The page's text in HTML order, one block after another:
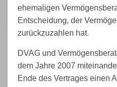
ehemaligen
Entscheidung, der
zurückzuzahlen hat.
DVAG und
dem Jahre 2007
Ende des Vertrages einen